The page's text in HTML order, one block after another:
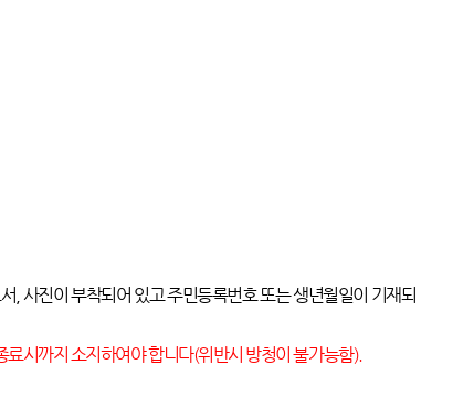
사진이 부착되어 있고 주민등록번호 또는 생년월일이 기재되
료시까지 소지하여야 합니다(위반시 방청이 불가능함).